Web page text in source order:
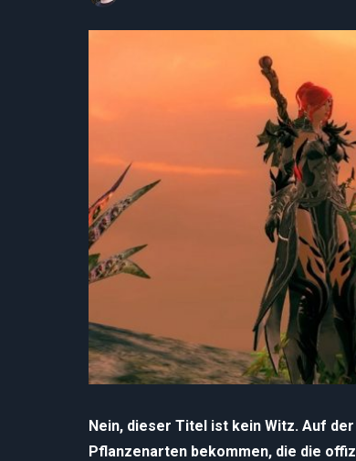
Nein, dieser Titel ist kein Witz. Auf
Pflanzenarten bekommen, die die